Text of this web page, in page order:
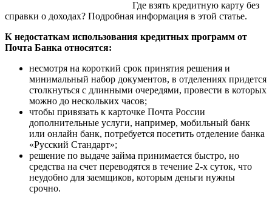
Где взять кредитную карту без
справки о доходах? Подробная информация в этой статье.
К недостаткам использования кредитных программ от
Почта Банка относятся:
несмотря на короткий срок принятия решения и
минимальный набор документов, в отделениях придется
столкнуться с длинными очередями, провести в которых
можно до нескольких часов;
чтобы привязать к карточке Почта России
дополнительные услуги, например, мобильный банк
или онлайн банк, потребуется посетить отделение банка
«Русский Стандарт»;
решение по выдаче займа принимается быстро, но
средства на счет переводятся в течение 2-х суток, что
неудобно для заемщиков, которым деньги нужны
срочно.